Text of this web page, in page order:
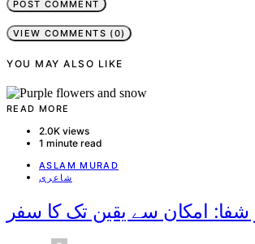
VIEW COMMENTS (0)
YOU MAY ALSO LIKE
READ MORE
2.0K views
1 minute read
ASLAM MURAD
شاعری
شفا: امکان سے یقین تک کا سفر